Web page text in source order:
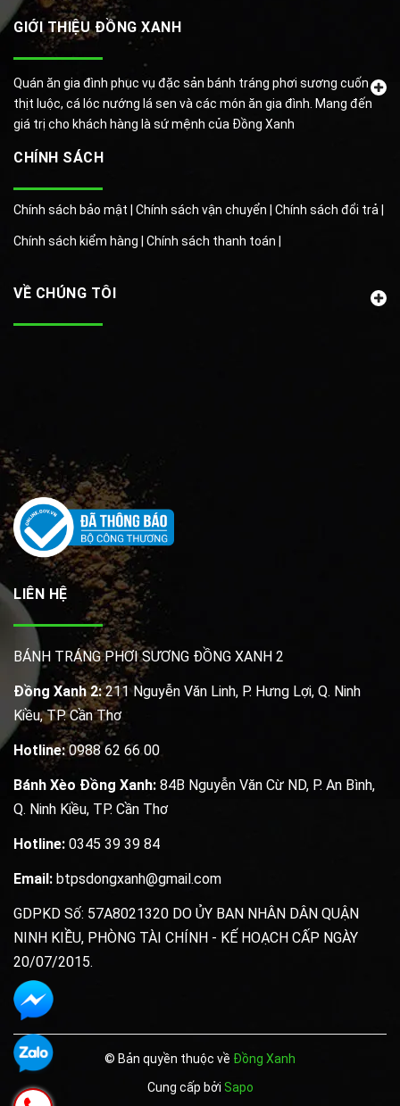
GIỚI THIỆU ĐỒNG XANH
Quán ăn gia đình phục vụ đặc sản bánh tráng phơi sương cuốn
thịt luộc, cá lóc nướng lá sen và các món ăn gia đình. Mang đến
giá trị cho khách hàng là sứ mệnh của Đồng Xanh
CHÍNH SÁCH
Chính sách bảo mật | Chính sách vận chuyển | Chính sách đổi trả |
Chính sách kiểm hàng | Chính sách thanh toán |
VỀ CHÚNG TÔI
LIÊN HỆ
BÁNH TRÁNG PHƠI SƯƠNG ĐỒNG XANH 2
Đồng Xanh 2:211 Nguyễn Văn Linh, P. Hưng Lợi, Q. Ninh
Kiều, TP. Cần Thơ
Hotline:0988 62 66 00
Bánh Xèo Đồng Xanh: 84B Nguyễn Văn Cừ ND, P. An Bình,
Q. Ninh Kiều, TP. Cần Thơ
Hotline: 0345 39 39 84
Email: btpsdongxanh@gmail.com
GDPKD Số: 57A8021320 DO ỦY BAN NHÂN DÂN QUẬN
NINH KIỀU, PHÒNG TÀI CHÍNH - KẾ HOẠCH CẤP NGÀY
20/07/2015.
© Bản quyền thuộc về Đồng Xanh
Cung cấp bởi Sapo